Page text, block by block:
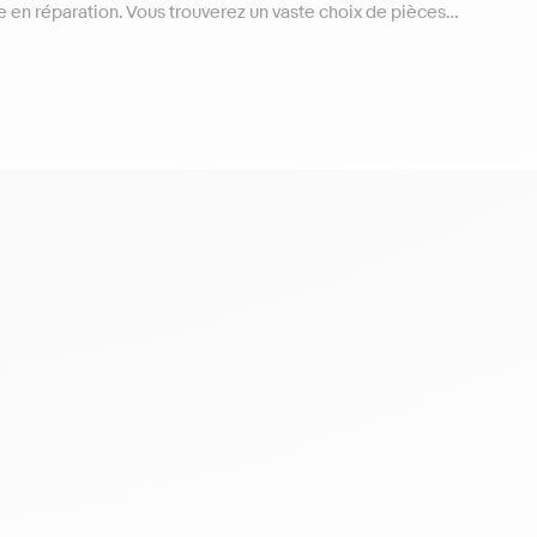
réparation. Vous trouverez un vaste choix de pièces
outillage, multimédia permet de préserver son
à la fabrication et la production de déchets. En plus